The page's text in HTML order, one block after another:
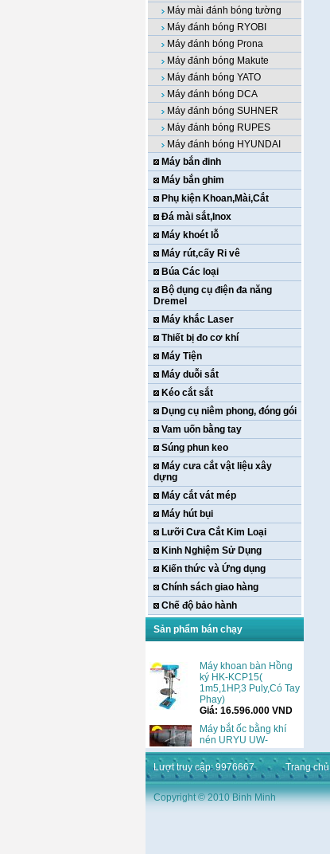
Máy mài đánh bóng tường
Máy đánh bóng RYOBI
Máy đánh bóng Prona
Máy đánh bóng Makute
Máy đánh bóng YATO
Máy đánh bóng DCA
Máy đánh bóng SUHNER
Máy đánh bóng RUPES
Máy đánh bóng HYUNDAI
Máy bắn đinh
Máy bắn ghim
Phụ kiện Khoan,Mài,Cắt
Đá mài sắt,Inox
Máy khoét lỗ
Máy rút,cấy Ri vê
Búa Các loại
Bộ dụng cụ điện đa năng
Dremel
Máy khắc Laser
Thiết bị đo cơ khí
Máy Tiện
Máy duỗi sắt
Kéo cắt sắt
Dụng cụ niêm phong, đóng gói
Vam uốn bằng tay
Súng phun keo
Máy cưa cắt vật liệu xây
dựng
Máy cắt vát mép
Máy hút bụi
Lưỡi Cưa Cắt Kim Loại
Kinh Nghiệm Sử Dụng
Kiến thức và Ứng dụng
Chính sách giao hàng
Chế độ bảo hành
Sản phẩm bán chạy
Máy khoan bàn Hồng
ký HK-KCP15(
1m5,1HP,3 Puly,Có Tay
Phay)
Giá:16.596.000 VND
Máy bắt ốc bằng khí
nén URYU UW-
9SK(M10)
Giá:0VND
Máy duỗi sắt Hồng ký
HK–DSM114( 1HP,Ø8 -
Ø10)
Lượt truy cập: 9976667 Trang chủ
Copyright © 2010 Binh Minh